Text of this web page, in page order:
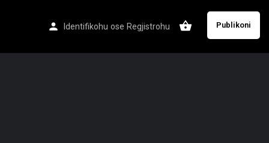
Identifikohu ose Regjistrohu Publikoni